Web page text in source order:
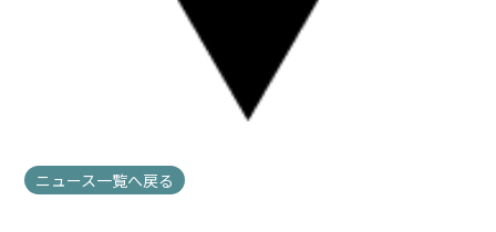
ニュース一覧へ戻る